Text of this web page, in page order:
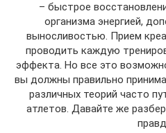
– быстрое
организма энергией,
выносливостью. Прием
проводить каждую
эффекта. Но все это
вы должны правильно
различных теорий часто
атлетов. Давайте же